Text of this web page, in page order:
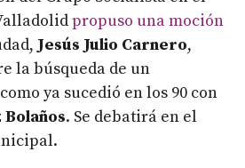
propuso una moción
Jesús Julio Carnero,
la búsqueda de un
ya sucedió en los 90 con
. Se debatirá en el